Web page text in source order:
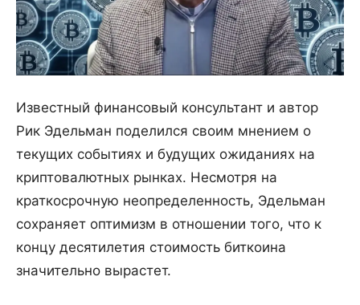
Известный финансовый консультант и автор
Рик Эдельман поделился своим мнением о
текущих событиях и будущих ожиданиях на
криптовалютных рынках. Несмотря на
краткосрочную неопределенность, Эдельман
сохраняет оптимизм в отношении того, что к
концу десятилетия стоимость биткоина
значительно вырастет.